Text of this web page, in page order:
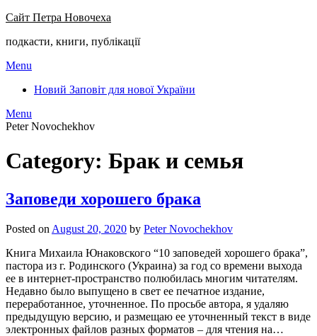
Сайт Петра Новочеха
подкасти, книги, публікації
Menu
Новий Заповіт для нової України
Menu
Peter Novochekhov
Category: Брак и семья
Заповеди хорошего брака
Posted on August 20, 2020 by Peter Novochekhov
Книга Михаила Юнаковского “10 заповедей хорошего брака”,
пастора из г. Родинского (Украина) за год со времени выхода
ее в интернет-пространство полюбилась многим читателям.
Недавно было выпущено в свет ее печатное издание,
переработанное, уточненное. По просьбе автора, я удаляю
предыдущую версию, и размещаю ее уточненный текст в виде
электронных файлов разных форматов – для чтения на…